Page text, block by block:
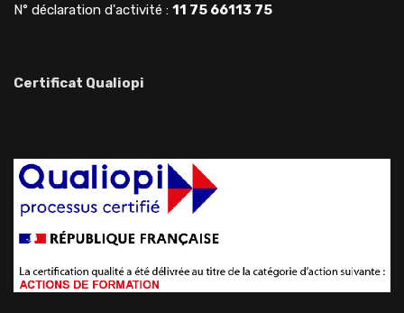
N° déclaration d'activité : 11 75 66113 75
Certificat Qualiopi